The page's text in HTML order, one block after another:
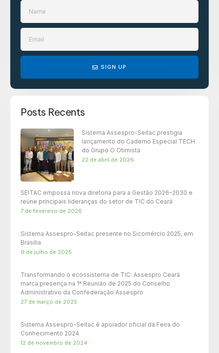
SIGN UP
Posts Recents
Sistema Assespro-Seitac prestigia
lançamento do Caderno Especial TECH
do Grupo O Otimista
22 de abril de 2026
SEITAC empossa nova diretoria para a Gestão 2026–2030 e
reúne principais lideranças do setor de TIC do Ceará
7 de fevereiro de 2026
Sistema Assespro-Seitac presente no Sicomércio 2025, em
Brasília
9 de julho de 2025
Transformando o ecossistema de TIC: Assespro Ceará
marca presença na 1ª Reunião de 2025 do Conselho
Administrativo da Confederação Assespro
27 de março de 2025
Sistema Assespro-Seitac é apoiador oficial da Feira do
Conhecimento 2024
12 de novembro de 2024